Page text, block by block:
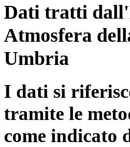
Dati tratti
Atmosfera
Umbria
I dati si
tramite le
come indicato